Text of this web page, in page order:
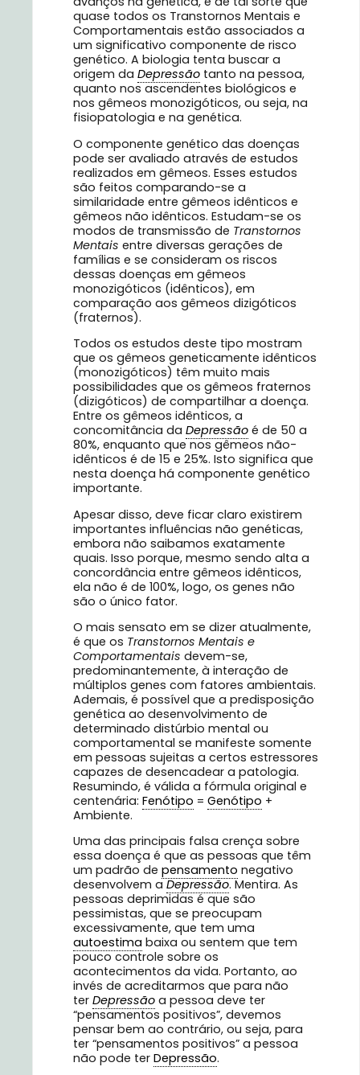
quase todos os Transtornos Mentais e
Comportamentais estão associados a
um significativo componente de risco
genético. A biologia tenta buscar a
origem da Depressão tanto na pessoa,
quanto nos ascendentes biológicos e
nos gêmeos monozigóticos, ou seja, na
fisiopatologia e na genética.
O componente genético das doenças
pode ser avaliado através de estudos
realizados em gêmeos. Esses estudos
são feitos comparando-se a
similaridade entre gêmeos idênticos e
gêmeos não idênticos. Estudam-se os
modos de transmissão de Transtornos
Mentais entre diversas gerações de
famílias e se consideram os riscos
dessas doenças em gêmeos
monozigóticos (idênticos), em
comparação aos gêmeos dizigóticos
(fraternos).
Todos os estudos deste tipo mostram
que os gêmeos geneticamente idênticos
(monozigóticos) têm muito mais
possibilidades que os gêmeos fraternos
(dizigóticos) de compartilhar a doença.
Entre os gêmeos idênticos, a
concomitância da Depressão é de 50 a
80%, enquanto que nos gêmeos não-
idênticos é de 15 e 25%. Isto significa que
nesta doença há componente genético
importante.
Apesar disso, deve ficar claro existirem
importantes influências não genéticas,
embora não saibamos exatamente
quais. Isso porque, mesmo sendo alta a
concordância entre gêmeos idênticos,
ela não é de 100%, logo, os genes não
são o único fator.
O mais sensato em se dizer atualmente,
é que os Transtornos Mentais e
Comportamentais devem-se,
predominantemente, à interação de
múltiplos genes com fatores ambientais.
Ademais, é possível que a predisposição
genética ao desenvolvimento de
determinado distúrbio mental ou
comportamental se manifeste somente
em pessoas sujeitas a certos estressores
capazes de desencadear a patologia.
Resumindo, é válida a fórmula original e
centenária: Fenótipo = Genótipo +
Ambiente.
Uma das principais falsa crença sobre
essa doença é que as pessoas que têm
um padrão de pensamento negativo
desenvolvem a Depressão. Mentira. As
pessoas deprimidas é que são
pessimistas, que se preocupam
excessivamente, que tem uma
autoestima baixa ou sentem que tem
pouco controle sobre os
acontecimentos da vida. Portanto, ao
invés de acreditarmos que para não
ter Depressão a pessoa deve ter
“pensamentos positivos”, devemos
pensar bem ao contrário, ou seja, para
ter “pensamentos positivos” a pessoa
não pode ter Depressão.